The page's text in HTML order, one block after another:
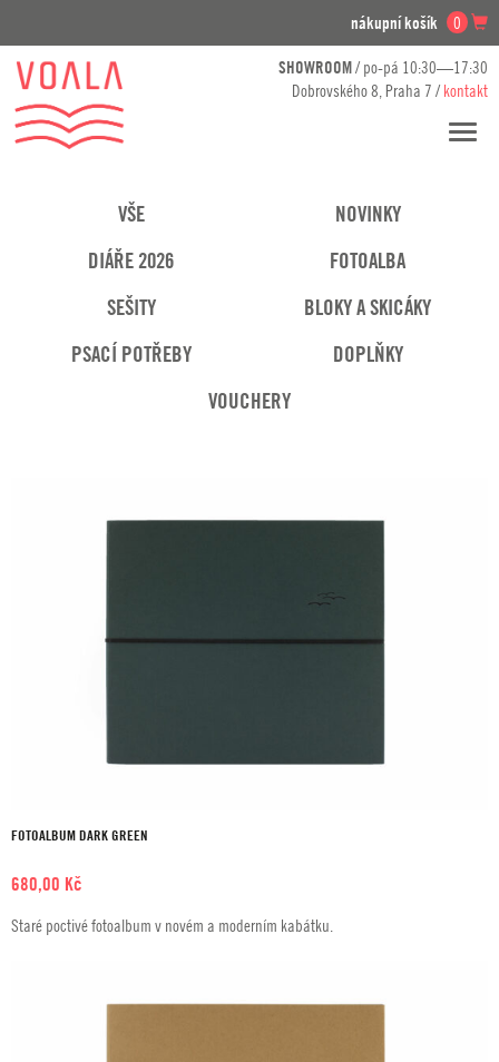
nákupní košík 0
SHOWROOM/ po-pá 10:30—17:30
Dobrovského 8, Praha 7 /kontakt
VŠE
NOVINKY
DIÁŘE 2026
FOTOALBA
SEŠITY
BLOKY A SKICÁKY
PSACÍ POTŘEBY
DOPLŇKY
VOUCHERY
FOTOALBUM DARK GREEN
680,00 Kč
Staré poctivé fotoalbum v novém a moderním kabátku.